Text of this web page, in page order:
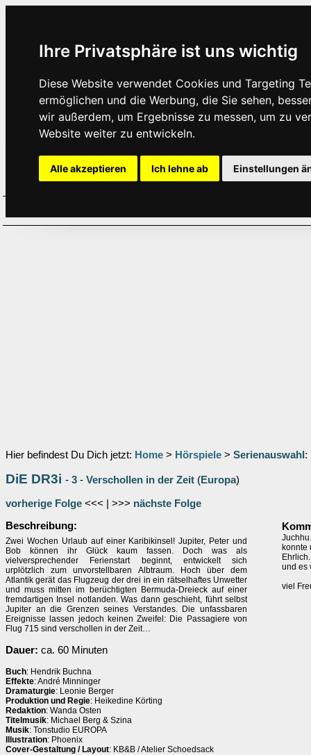
Ihre Privatsphäre ist uns wichtig
Diese Website verwendet Cookies und Targeting
ermöglichen und die Werbung, die Sie sehen,
wir außerdem, um Ergebnisse zu messen, um zu
Website weiter zu entwickeln.
Alle akzeptieren Ich lehne ab Einstellungen
Hier befindest Du Dich jetzt: Home > Hörspiele > Serienauswahl :
DiE DR3i - 3 - Verschollen in der Zeit (Europa)
vorherige Folge <<< | >>> nächste Folge
Beschreibung:
Zwei Wochen Urlaub auf einer Karibikinsel! Jupiter, Peter und
Bob können ihr Glück kaum fassen. Doch was als
vielversprechender Ferienstart beginnt, entwickelt sich
urplötzlich zum unvorstellbaren Albtraum. Hoch über dem
Atlantik gerät das Flugzeug der drei in ein rätselhaftes Unwetter
und muss mitten im berüchtigten Bermuda-Dreieck auf einer
fremdartigen Insel notlanden. Was dann geschieht, führt selbst
Jupiter an die Grenzen seines Verstandes. Die unfassbaren
Ereignisse lassen jedoch keinen Zweifel: Die Passagiere von
Flug 715 sind verschollen in der Zeit…
Dauer: ca. 60 Minuten
Buch: Hendrik Buchna
Effekte: André Minninger
Dramaturgie: Leonie Berger
Produktion und Regie: Heikedine Körting
Redaktion: Wanda Osten
Titelmusik: Michael Berg & Szina
Musik: Tonstudio EUROPA
Illustration: Phoenix
Cover-Gestaltung / Layout: KB&B / Atelier Schoedsack
konnte
und es
viel